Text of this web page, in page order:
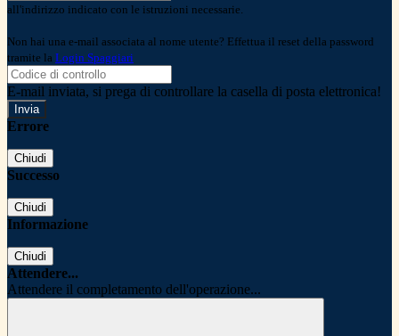
all'indirizzo indicato con le istruzioni necessarie.
Non hai una e-mail associata al nome utente? Effettua il reset della password
tramite la Login Spaggiari
E-mail inviata, si prega di controllare la casella di posta elettronica!
Errore
Chiudi
Successo
Chiudi
Informazione
Chiudi
Attendere...
Attendere il completamento dell'operazione...